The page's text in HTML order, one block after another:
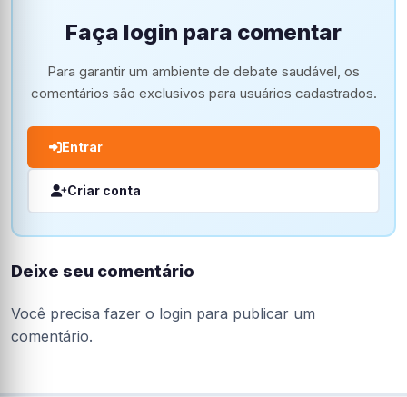
Faça login para comentar
Para garantir um ambiente de debate saudável, os
comentários são exclusivos para usuários cadastrados.
Entrar
Criar conta
Deixe seu comentário
Você precisa fazer o login para publicar um
comentário.